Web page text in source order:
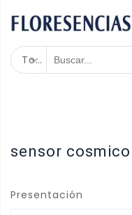
Todas las categorías
sensor
Presentación